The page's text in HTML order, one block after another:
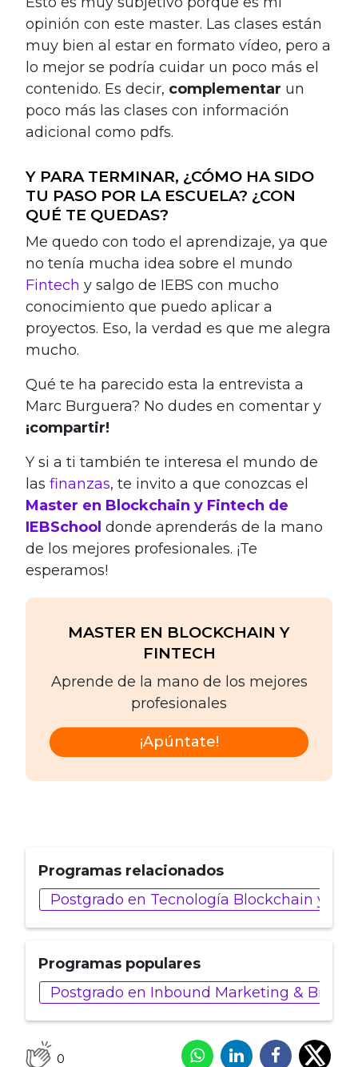
opinión con este master. Las clases están
muy bien al estar en formato vídeo, pero a
lo mejor se podría cuidar un poco más el
contenido. Es decir, complementar un
poco más las clases con información
adicional como pdfs.
Y PARA TERMINAR, ¿CÓMO HA SIDO
TU PASO POR LA ESCUELA? ¿CON
QUÉ TE QUEDAS?
Me quedo con todo el aprendizaje, ya que
no tenía mucha idea sobre el mundo
Fintech y salgo de IEBS con mucho
conocimiento que puedo aplicar a
proyectos. Eso, la verdad es que me alegra
mucho.
Qué te ha parecido esta la entrevista a
Marc Burguera? No dudes en comentar y
¡compartir!
Y si a ti también te interesa el mundo de
las finanzas, te invito a que conozcas el
Master en Blockchain y Fintech de
IEBSchool donde aprenderás de la mano
de los mejores profesionales. ¡Te
esperamos!
MASTER EN BLOCKCHAIN Y
FINTECH
Aprende de la mano de los mejores
profesionales
¡Apúntate!
Programas relacionados
Postgrado en Tecnología Blockchain y
Programas populares
Postgrado en Inbound Marketing &
0